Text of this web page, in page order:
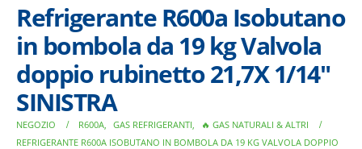
Refrigerante R600a Isobutano
in bombola da 19 kg Valvola
doppio rubinetto 21,7X 1/14″
SINISTRA
NEGOZIO R600A, GAS REFRIGERANTI,
🔥 GAS NATURALI & ALTRI
REFRIGERANTE R600A ISOBUTANO IN BOMBOLA DA 19 KG VALVOLA DOPPIO